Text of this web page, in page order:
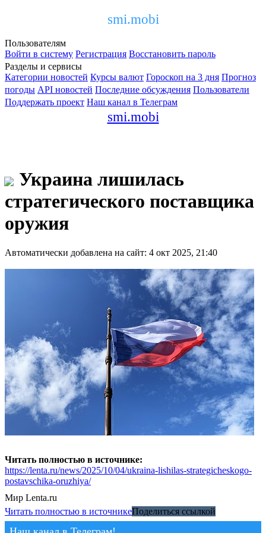
smi.mobi
Пользователям
Войти в систему Регистрация Восстановить пароль
Разделы и сервисы
Категории новостей Курсы валют Гороскоп на 3 дня Прогноз
погоды API новостей Последние обсуждения Пользователи
Поддержать проект Наш канал в Телеграм
smi.mobi
Украина лишилась
стратегического поставщика
оружия
Автоматически добавлена на сайт: 4 окт 2025, 21:40
Читать полностью в источнике:
https://lenta.ru/news/2025/10/04/ukraina-lishilas-strategicheskogo-
postavschika-oruzhiya/
Мир Lenta.ru
Читать полностью в источникеПоделиться ссылкой